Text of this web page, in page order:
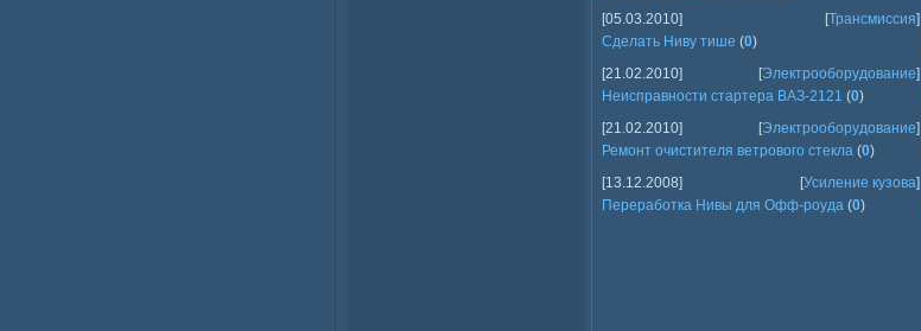
[05.03.2010]
[Трансмиссия]
Сделать Ниву тише (0)
[21.02.2010]
[Электрооборудование]
Неисправности стартера ВАЗ-2121 (0)
[21.02.2010]
[Электрооборудование]
Ремонт очистителя ветрового стекла (0)
[13.12.2008]
[Усиление кузова]
Переработка Нивы для Офф-роудa (0)